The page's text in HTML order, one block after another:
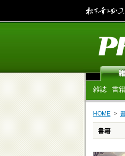
雑誌 書籍
HOME
書籍